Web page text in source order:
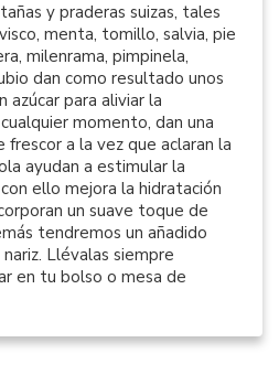
y praderas suizas, tales
menta, tomillo, salvia, pie
milenrama, pimpinela,
dan como resultado unos
azúcar para aliviar la
momento, dan una
frescor a la vez que aclaran la
ayudan a estimular la
ello mejora la hidratación
un suave toque de
tendremos un añadido
Llévalas siempre
en tu bolso o mesa de